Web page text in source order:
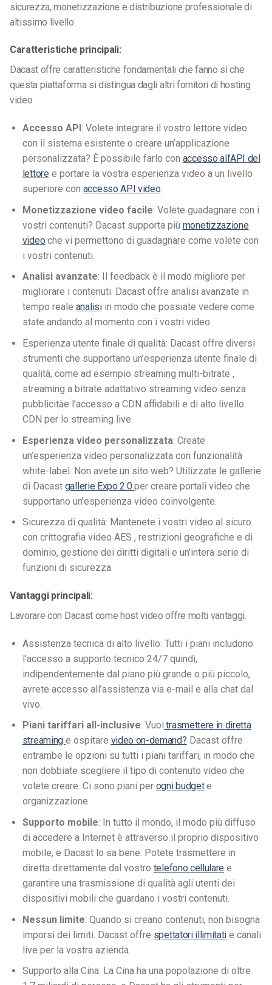
sicurezza, monetizzazione e distribuzione professionale di
altissimo livello.
Caratteristiche principali:
Dacast offre caratteristiche fondamentali che fanno sì che
questa piattaforma si distingua dagli altri fornitori di hosting
video.
Accesso API : Volete integrare il vostro lettore video
con il sistema esistente o creare un’applicazione
personalizzata? È possibile farlo con accesso all’API del
lettore e portare la vostra esperienza video a un livello
superiore con accesso API video.
Monetizzazione video facile: Volete guadagnare con i
vostri contenuti? Dacast supporta più monetizzazione
video che vi permettono di guadagnare come volete con
i vostri contenuti.
Analisi avanzate: Il feedback è il modo migliore per
migliorare i contenuti. Dacast offre analisi avanzate in
tempo reale analisiin modo che possiate vedere come
state andando al momento con i vostri video.
Esperienza utente finale di qualità: Dacast offre diversi
strumenti che supportano un’esperienza utente finale di
qualità, come ad esempio streaming multi-bitrate ,
streaming a bitrate adattativo streaming video senza
pubblicitàe l’accesso a CDN affidabili e di alto livello.
CDN per lo streaming live.
Esperienza video personalizzata: Create
un’esperienza video personalizzata con funzionalità
white-label. Non avete un sito web? Utilizzate le gallerie
di Dacast gallerie Expo 2.0per creare portali video che
supportano un’esperienza video coinvolgente.
Sicurezza di qualità: Mantenete i vostri video al sicuro
con crittografia video AES , restrizioni geografiche e di
dominio, gestione dei diritti digitali e un’intera serie di
funzioni di sicurezza.
Vantaggi principali:
Lavorare con Dacast come host video offre molti vantaggi.
Assistenza tecnica di alto livello: Tutti i piani includono
l’accesso a supporto tecnico 24/7 quindi,
indipendentemente dal piano più grande o più piccolo,
avrete accesso all’assistenza via e-mail e alla chat dal
vivo.
Piani tariffari all-inclusive: Vuoi trasmettere in diretta
streaming e ospitare video on-demand? Dacast offre
entrambe le opzioni su tutti i piani tariffari, in modo che
non dobbiate scegliere il tipo di contenuto video che
volete creare. Ci sono piani per ogni budgete
organizzazione.
Supporto mobile: In tutto il mondo, il modo più diffuso
di accedere a Internet è attraverso il proprio dispositivo
mobile, e Dacast lo sa bene. Potete trasmettere in
diretta direttamente dal vostro telefono cellulare e
garantire una trasmissione di qualità agli utenti dei
dispositivi mobili che guardano i vostri contenuti.
Nessun limite: Quando si creano contenuti, non bisogna
imporsi dei limiti. Dacast offre spettatori illimitati e canali
live per la vostra azienda.
Supporto alla Cina: La Cina ha una popolazione di oltre